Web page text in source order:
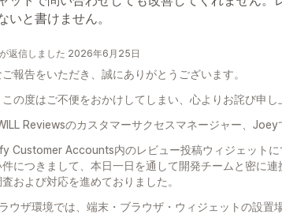
いと書けません。
返信しました 2026年6月25日
報告をいただき、誠にありがとうございます。
この度はご不便をおかけしてしまい、心よりお詫び申し
Reviewsのカスタマーサクセスマネージャー、Joey
Customer Accounts内のレビュー投稿ウィジェット
件につきまして、本日一日を通して開発チームと密に
および対応を進めておりました。
ウザ環境では、端末・ブラウザ・ウィジェットの設置